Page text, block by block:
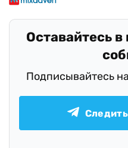
Оставайтесь
Подписывайтесь